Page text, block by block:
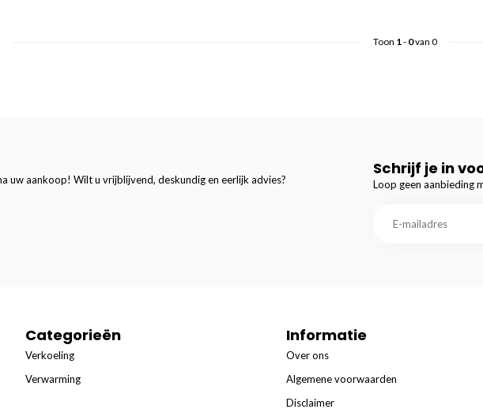
Toon 1- 0van 0
uw aankoop! Wilt u vrijblijvend, deskundig en eerlijk advies?
Schrijf je in
Loop geen aanbieding
Categorieën
Verkoeling
Verwarming
Informatie
Over ons
Algemene voorwaarden
Disclaimer